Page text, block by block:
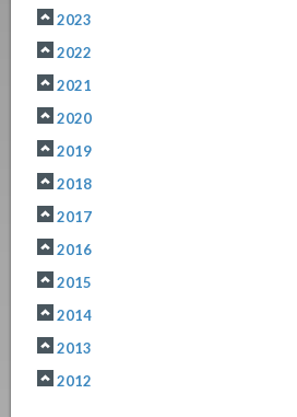
2023
2022
2021
2020
2019
2018
2017
2016
2015
2014
2013
2012